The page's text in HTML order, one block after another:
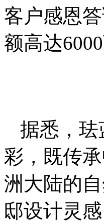
客户感恩
额高达
据悉，
彩，既传
洲大陆的
邸设计灵